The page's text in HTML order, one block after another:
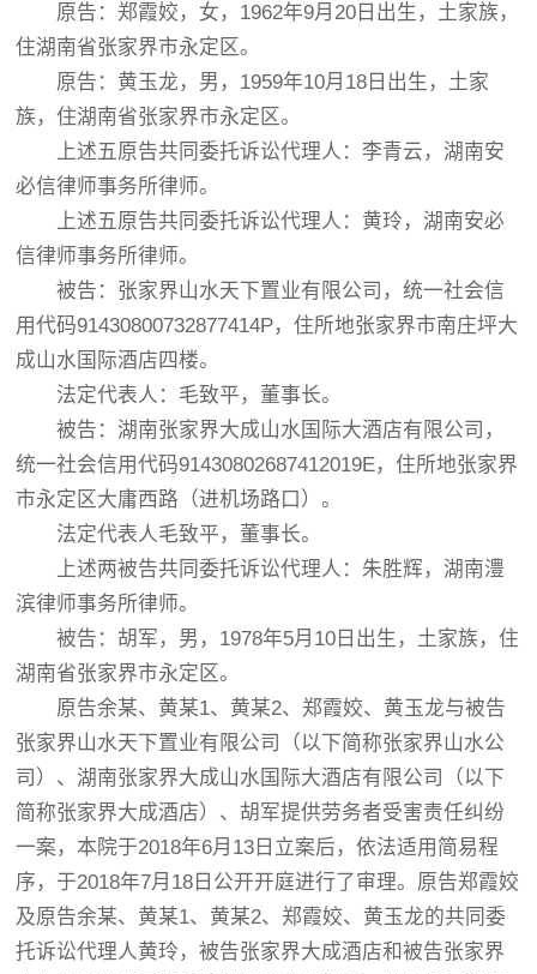
原告：郑霞姣，女，1962年9月20日出生，土家族，
住湖南省张家界市永定区。
原告：黄玉龙，男，1959年10月18日出生，土家
族，住湖南省张家界市永定区。
上述五原告共同委托诉讼代理人：李青云，湖南安
必信律师事务所律师。
上述五原告共同委托诉讼代理人：黄玲，湖南安必
信律师事务所律师。
被告：张家界山水天下置业有限公司，统一社会信
用代码91430800732877414P，住所地张家界市南庄坪大
成山水国际酒店四楼。
法定代表人：毛致平，董事长。
被告：湖南张家界大成山水国际大酒店有限公司，
统一社会信用代码91430802687412019E，住所地张家界
市永定区大庸西路（进机场路口）。
法定代表人毛致平，董事长。
上述两被告共同委托诉讼代理人：朱胜辉，湖南澧
滨律师事务所律师。
被告：胡军，男，1978年5月10日出生，土家族，住
湖南省张家界市永定区。
原告余某、黄某1、黄某2、郑霞姣、黄玉龙与被告
张家界山水天下置业有限公司（以下简称张家界山水公
司）、湖南张家界大成山水国际大酒店有限公司（以下
简称张家界大成酒店）、胡军提供劳务者受害责任纠纷
一案，本院于2018年6月13日立案后，依法适用简易程
序，于2018年7月18日公开开庭进行了审理。原告郑霞姣
及原告余某、黄某1、黄某2、郑霞姣、黄玉龙的共同委
托诉讼代理人黄玲，被告张家界大成酒店和被告张家界